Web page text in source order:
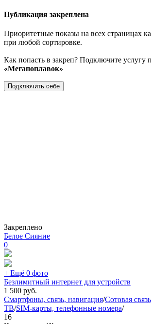
Публикация закреплена
Приоритетные показы на всех страницах
при любой сортировке.
Как попасть в закреп? Подключите услугу
«Мегапоплавок»
Подключить себе
Закреплено
Белое Сияние
0
+ Ещё 0 фото
Безлимитный интернет для устройств
1 500 руб.
Смартфоны, связь, навигация/Сотовая
ТВ/SIM-карты, телефонные номера/
16